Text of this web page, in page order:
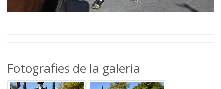
Fotografies de la galeria